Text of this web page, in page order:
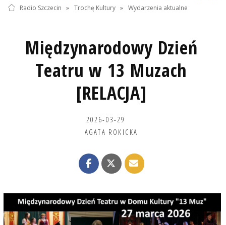
Radio Szczecin » Trochę Kultury » Wydarzenia aktualne
Międzynarodowy Dzień
Teatru w 13 Muzach
[RELACJA]
2026-03-29
AGATA ROKICKA